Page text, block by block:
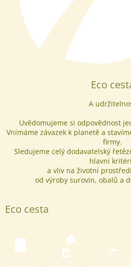
Eco
A
Uvědomujeme si odpovědnost
Vnímáme závazek k planetě a
firmy.
Sledujeme celý dodavatelský
hlavní
a vliv na životní
od výroby surovin, obalů a
Eco cesta